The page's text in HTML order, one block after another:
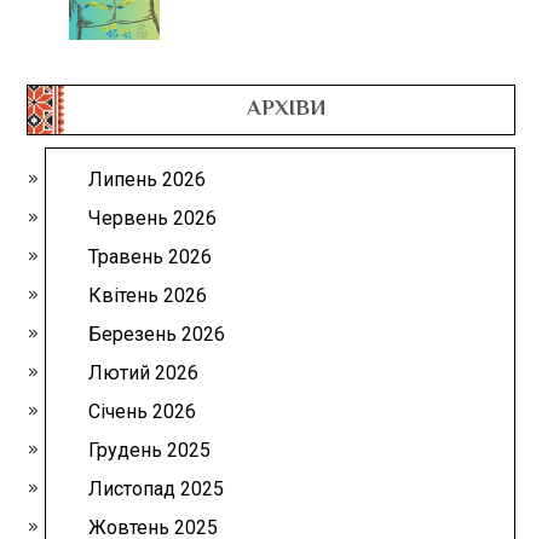
АРХІВИ
Липень 2026
Червень 2026
Травень 2026
Квітень 2026
Березень 2026
Лютий 2026
Січень 2026
Грудень 2025
Листопад 2025
Жовтень 2025